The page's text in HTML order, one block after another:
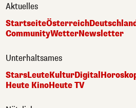
Aktuelles
StartseiteÖsterreichDeutschland
CommunityWetterNewsletter
Unterhaltsames
StarsLeuteKulturDigital
Heute KinoHeute TV